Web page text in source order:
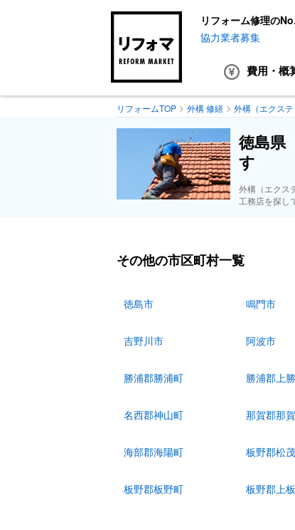
リフォーム修理の
協力業者募集
費用・概
リフォームTOP 外構 修繕 外構（エクステ
徳島県
す
外構（エクス
工務店を探し
その他の市区町村一覧
徳島市 鳴門市
吉野川市 阿波市
勝浦郡勝浦町 勝浦郡上
名西郡神山町 那賀郡那
海部郡海陽町 板野郡松
板野郡板野町 板野郡上